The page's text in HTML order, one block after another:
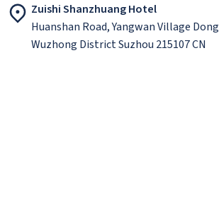
Zuishi Shanzhuang Hotel
Huanshan Road, Yangwan Village
Wuzhong District Suzhou 215107 CN